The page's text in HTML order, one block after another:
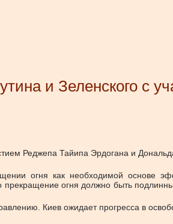
и Зеленского с
Реджепа Тайипа Эрдогана и
огня как необходимой основе
огня должно быть
Киев ожидает прогресса в